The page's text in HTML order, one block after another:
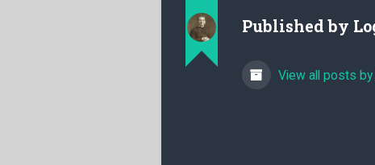
Published by
View all posts